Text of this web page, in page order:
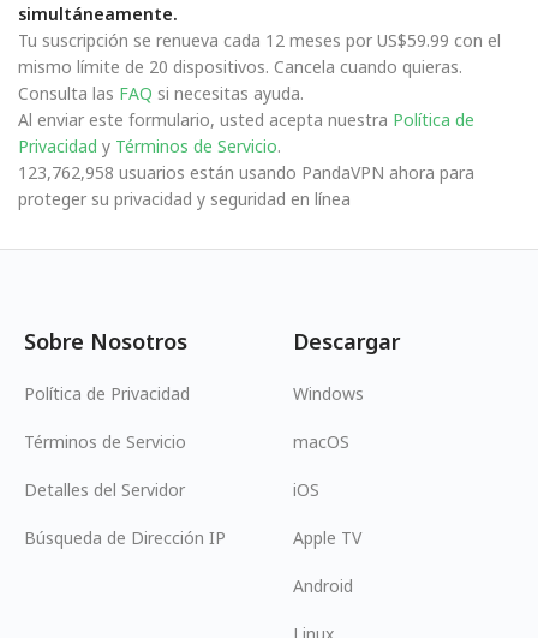
simultáneamente.
Tu suscripción se renueva cada 12 meses por US$59.99 con el
mismo límite de 20 dispositivos. Cancela cuando quieras.
Consulta las FAQ si necesitas ayuda.
Al enviar este formulario, usted acepta nuestra Política de
Privacidad y Términos de Servicio.
123,762,958 usuarios están usando PandaVPN ahora para
proteger su privacidad y seguridad en línea
Sobre Nosotros
Política de Privacidad
Términos de Servicio
Detalles del Servidor
Búsqueda de Dirección IP
Descargar
Windows
macOS
iOS
Apple TV
Android